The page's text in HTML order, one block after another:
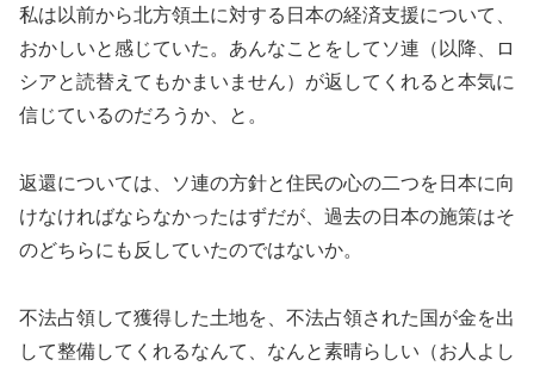
私は以前から北方領土に対する日本の経済支援について、
おかしいと感じていた。あんなことをしてソ連（以降、ロ
シアと読替えてもかまいません）が返してくれると本気に
信じているのだろうか、と。
返還については、ソ連の方針と住民の心の二つを日本に向
けなければならなかったはずだが、過去の日本の施策はそ
のどちらにも反していたのではないか。
不法占領して獲得した土地を、不法占領された国が金を出
して整備してくれるなんて、なんと素晴らしい（お人よし